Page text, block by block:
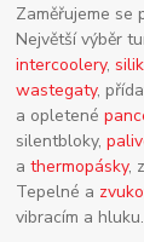
Zaměřujeme se
Největší výběr
intercoolery,
wastegaty,
a opletené
silentbloky,
athermopásky,
Tepelné a
vibracím a